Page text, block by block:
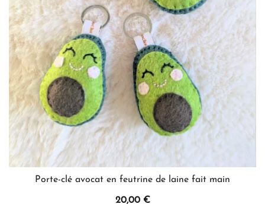
Porte-clé avocat en feutrine de laine fait main
20,00 €